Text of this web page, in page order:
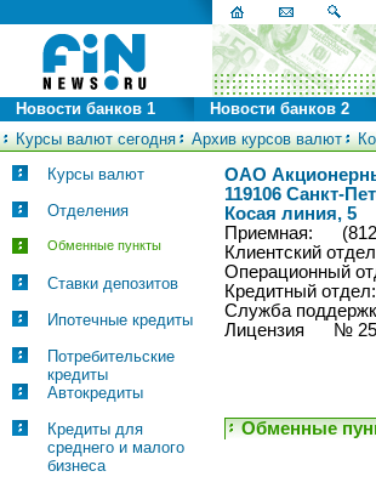
Курсы валют сегодня Архив курсов валют
Новости банков 1 Новости банков 2
Курсы валют
Отделения
Обменные пункты
Ставки депозитов
Ипотечные кредиты
Потребительские
кредиты
Автокредиты
Кредиты для
среднего и малого
бизнеса
ОАО
119106 Санкт-
Косая линия, 5
Приемная:
Клиентский
Операционный
Кредитный
Служба
Лицензия №
Обменные